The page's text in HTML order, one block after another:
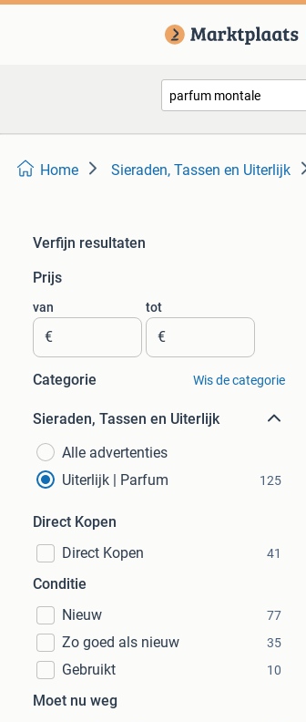
Home Sieraden, Tassen en Uiterlijk
Verfijn resultaten
Prijs
van
€
tot
€
Categorie Wis de categorie
Sieraden, Tassen en Uiterlijk
Alle advertenties
Uiterlijk | Parfum
125
Direct Kopen
Direct Kopen
41
Conditie
Nieuw
77
Zo goed als nieuw 35
Gebruikt 10
Moet nu weg